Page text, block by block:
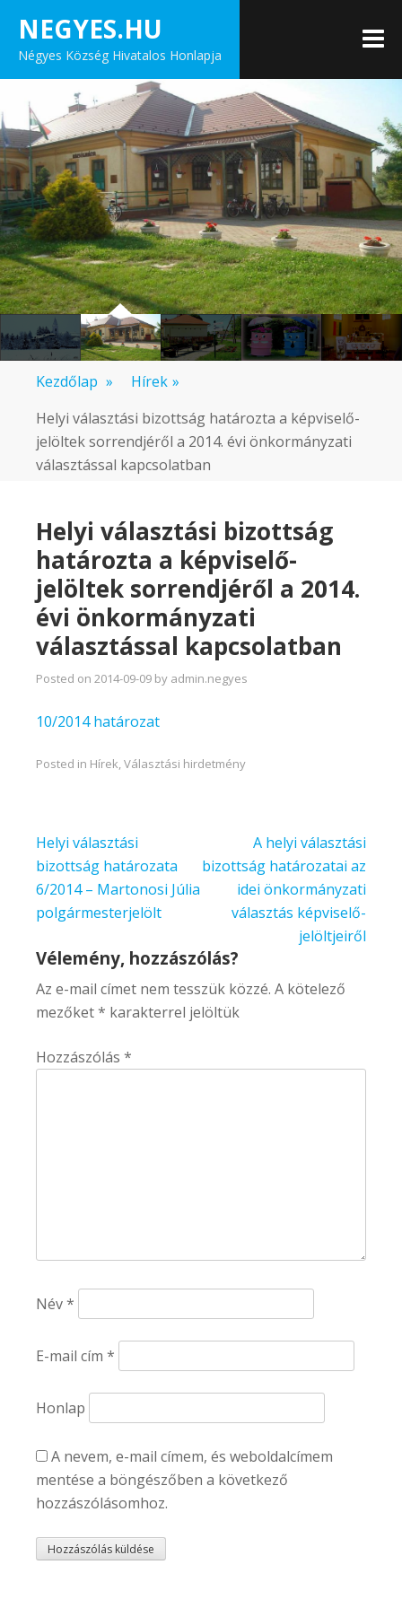
content
NEGYES.HU
Négyes Község Hivatalos Honlapja
Kezdőlap » Hírek »
Helyi választási bizottság határozta a képviselő-
jelöltek sorrendjéről a 2014. évi önkormányzati
választással kapcsolatban
Helyi választási bizottság
határozta a képviselő-
jelöltek sorrendjéről a 2014.
évi önkormányzati
választással kapcsolatban
Posted on 2014-09-09 by admin.negyes
10/2014 határozat
Posted in Hírek,Választási hirdetmény
Bejegyzés
navigáció
Helyi választási
bizottság határozata
6/2014 – Martonosi Júlia
polgármesterjelölt
A helyi választási
bizottság határozatai az
idei önkormányzati
választás képviselő-
jelöltjeiről
Vélemény, hozzászólás?
Az e-mail címet nem tesszük közzé. A kötelező
mezőket* karakterrel jelöltük
Hozzászólás *
Név*
E-mail cím *
Honlap
A nevem, e-mail címem, és weboldalcímem
mentése a böngészőben a következő
hozzászólásomhoz.